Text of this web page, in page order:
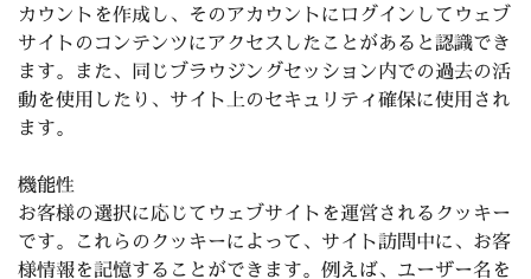
カウント を作成し、そのアカウントにログインしてウェブ
サイトのコンテンツにアクセスしたことがあると認識でき
ます。また、同じブラウジングセッション内での過去の活
動を使用したり、サイト上のセキュリティ確保に使用され
ます。
機能性
お客様の選択に応じてウェブサイトを運営されるクッキー
です。これらのクッキーによって、サイト訪問中に、お客
様情報を記憶することができます。例えば、ユーザー名を